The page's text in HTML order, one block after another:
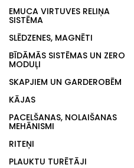
EMUCA VIRTUVES RELIŅA
SISTĒMA
SLĒDZENES, MAGNĒTI
BĪDĀMĀS SISTĒMAS UN ZERO
MODUĻI
SKAPJIEM UN GARDEROBĒM
KĀJAS
PACELŠANAS, NOLAIŠANAS
MEHĀNISMI
RITEŅI
PLAUKTU TURĒTĀJI